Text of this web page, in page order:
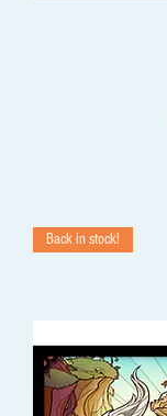
Back in stock!